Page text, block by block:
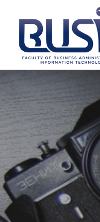
content